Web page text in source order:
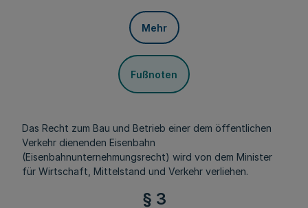
Mehr
Fußnoten
Das Recht zum Bau und Betrieb einer dem öffentlichen
Verkehr dienenden Eisenbahn
(Eisenbahnunternehmungsrecht) wird von dem Minister
für Wirtschaft, Mittelstand und Verkehr verliehen.
§ 3